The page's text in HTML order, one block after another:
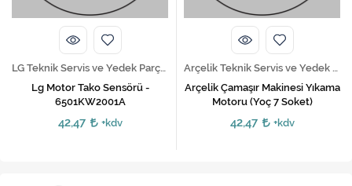
LG Teknik Servis ve Yedek Parça Hizmetleri
Lg Motor Tako Sensörü -
6501KW2001A
42,47 +kdv
Arçelik Teknik Servis ve Yedek Parça Hizmetleri
Arçelik Çamaşır Makinesi Yıkama
Motoru (Yoç 7 Soket)
42,47 +kdv